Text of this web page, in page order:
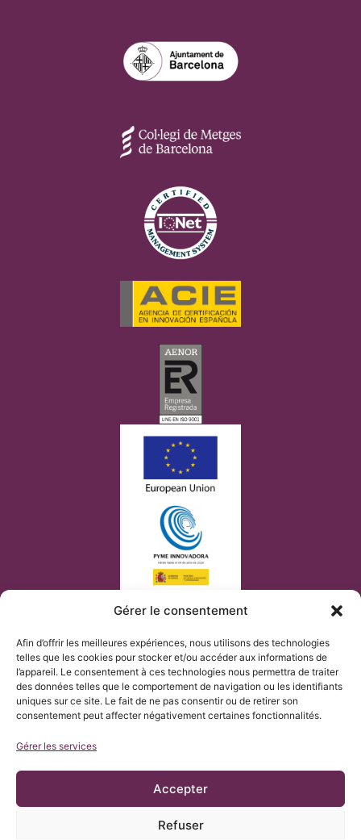
Gérer le consentement
Afin d’offrir les meilleures expériences, nous utilisons des technologies
telles que les cookies pour stocker et/ou accéder aux informations de
l’appareil. Le consentement à ces technologies nous permettra de traiter
des données telles que le comportement de navigation ou les identifiants
uniques sur ce site. Le fait de ne pas consentir ou de retirer son
consentement peut affecter négativement certaines fonctionnalités.
Gérer les services
Accepter
Refuser
© Copyright Institut Chiari 2025